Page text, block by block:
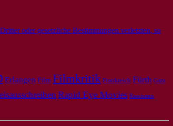
oder gesetzliche Bestimmungen verletzten, so
Erlangen Film Filmkritik Frankreich Fürth Gaza
Rapid Eye Movies Rassismus